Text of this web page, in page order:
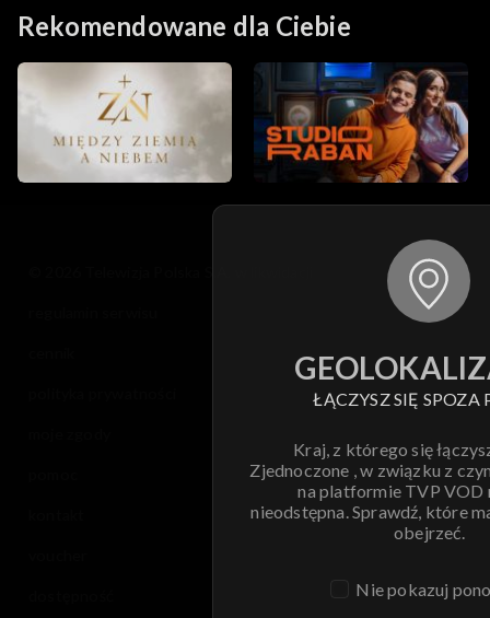
Rekomendowane dla Ciebie
ŁĄCZYSZ SIĘ SPOZA
Kraj, z którego się
Zjednoczone , w związku z
na platformie TVP VOD
nieodstępna. Sprawdź, które
obejrzeć.
Nie pokazuj